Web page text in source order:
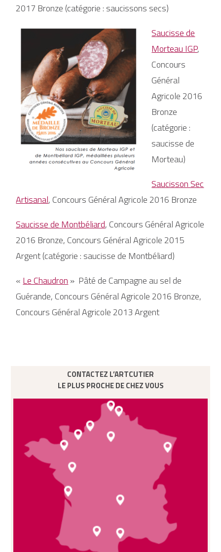
2017 Bronze (catégorie : saucissons secs)
Saucisse de
Morteau IGP,
Concours
Général
Agricole 2016
Bronze
(catégorie :
saucisse de
Morteau)
Saucisson Sec
Artisanal, Concours Général Agricole 2016 Bronze
Saucisse de Montbéliard, Concours Général Agricole
2016 Bronze, Concours Général Agricole 2015
Argent (catégorie : saucisse de Montbéliard)
« Le Chaudron » Pâté de Campagne au sel de
Guérande, Concours Général Agricole 2016 Bronze,
Concours Général Agricole 2013 Argent
CONTACTEZ L’ARTCUTIER
LE PLUS PROCHE DE CHEZ VOUS